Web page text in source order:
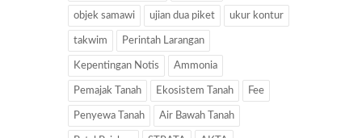
objek samawi ujian dua piket ukur kontur
takwim Perintah Larangan
Kepentingan Notis Ammonia
Pemajak Tanah Ekosistem Tanah Fee
Penyewa Tanah Air Bawah Tanah